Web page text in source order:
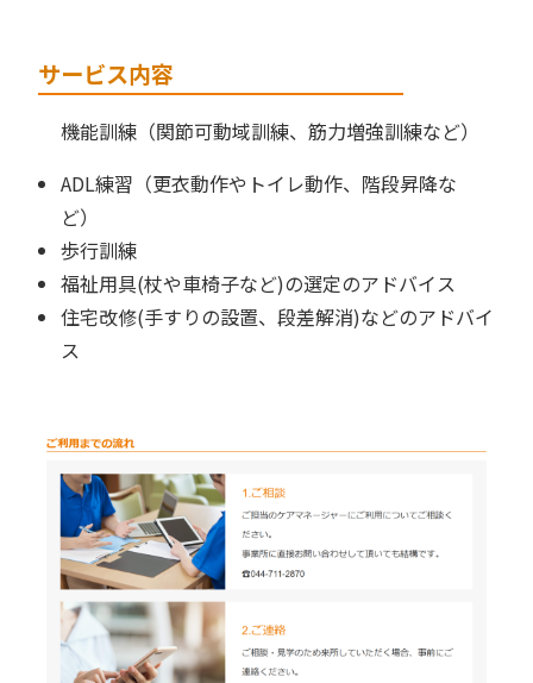
サービス内容
機能訓練（関節可動域訓練、筋力増強訓練など）
ADL練習（更衣動作やトイレ動作、階段昇降な
ど）
歩行訓練
福祉用具(杖や車椅子など)の選定のアドバイス
住宅改修(手すりの設置、段差解消)などのアドバイ
ス